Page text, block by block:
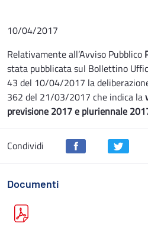
10/04/2017
Relativamente all’Avviso Pubblico
stata pubblicata sul Bollettino
43 del 10/04/2017 la
362 del 21/03/2017 che indica la
previsione 2017 e pluriennale
Condividi
Documenti